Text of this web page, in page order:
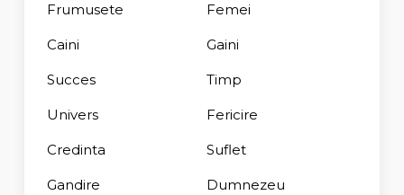
Frumusete Femei
Caini Gaini
Succes Timp
Univers Fericire
Credinta Suflet
Gandire Dumnezeu